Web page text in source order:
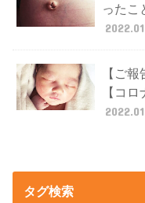
ったこ
【ご
【コ
タグ検索